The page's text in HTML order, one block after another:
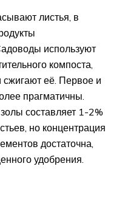
листья, в
используют
компоста,
сжигают её. Первое и
прагматичны.
составляет 1-2%
но концентрация
достаточна,
удобрения.